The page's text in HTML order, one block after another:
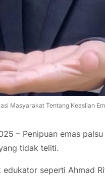
Masyarakat Tentang Keaslian
– Penipuan emas
tidak teliti.
seperti Ahmad